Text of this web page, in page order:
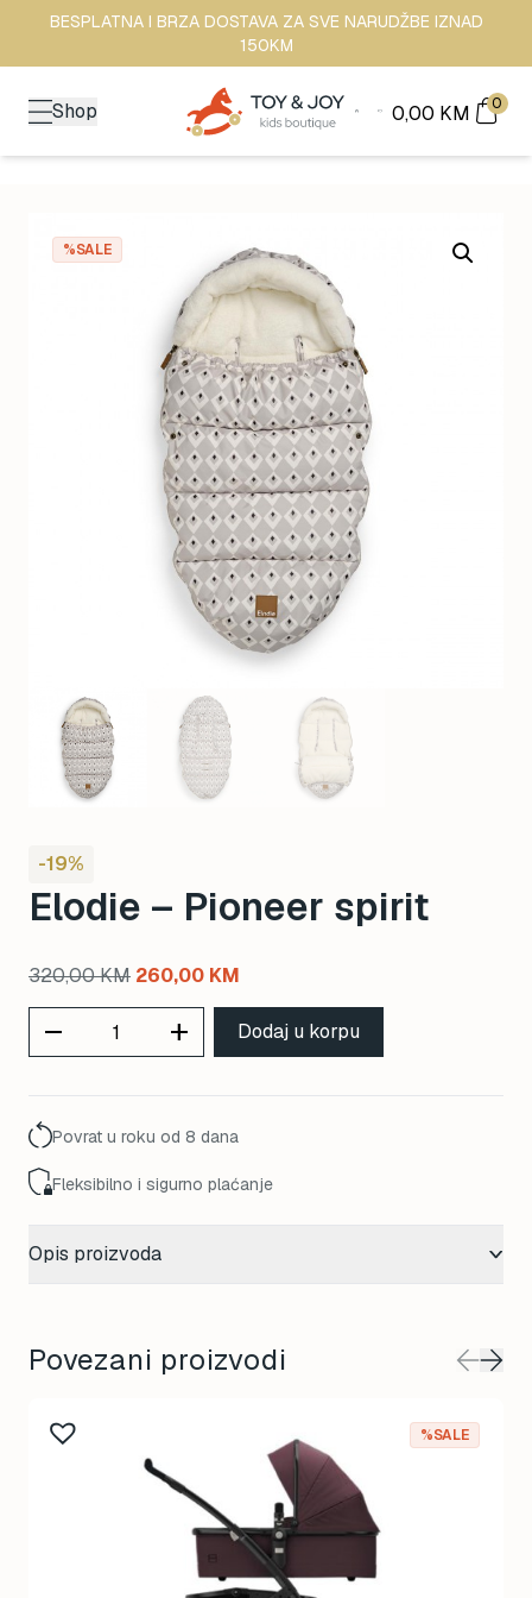
BESPLATNA I BRZA DOSTAVA ZA SVE NARUDŽBE IZNAD
150KM
Shop 0,00 KM 0
%SALE
-19%
Elodie – Pioneer spirit
320,00KM Original
price
was:
260,00 KM
price
is:
remove add Dodaj u korpu
Povrat u roku od 8 dana
Fleksibilno i sigurno plaćanje
Opis proizvoda
Povezani proizvodi
%SALE